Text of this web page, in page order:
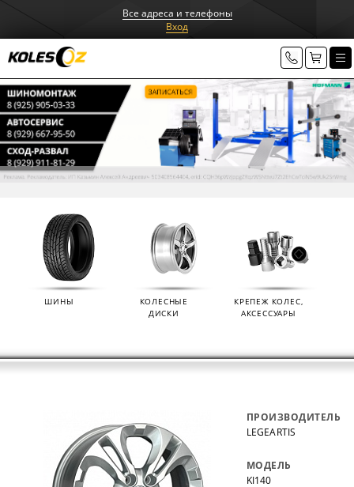
Все адреса и телефоны
Вход
ШИНЫ
КОЛЕСНЫЕ
ДИСКИ
КРЕПЕЖ КОЛЕС,
АКСЕССУАРЫ
ПРОИЗВОДИТЕЛЬ
LEGEARTIS
МОДЕЛЬ
KI140